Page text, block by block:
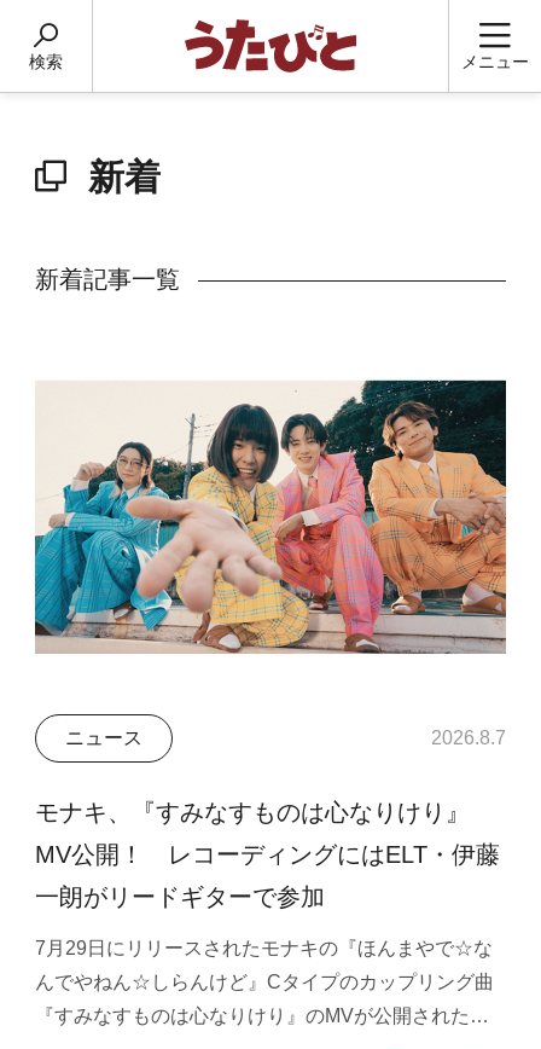
検索 メニュー
新着
新着記事一覧
ニュース 2026.8.7
モナキ、『すみなすものは心なりけり』
MV公開！ レコーディングにはELT・伊藤
一朗がリードギターで参加
7月29日にリリースされたモナキの『ほんまやで☆な
んでやねん☆しらんけど』Cタイプのカップリング曲
『すみなすものは心なりけり』のMVが公開された…